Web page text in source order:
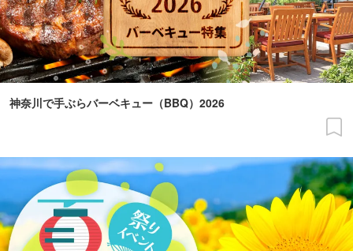
神奈川で手ぶらバーベキュー（BBQ）2026